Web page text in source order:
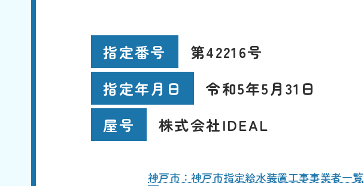
指定番号
第42216号
指定年月日
令和5年5月31日
屋号
株式会社IDEAL
神戸市：神戸市指定給水装置工事事業者一覧